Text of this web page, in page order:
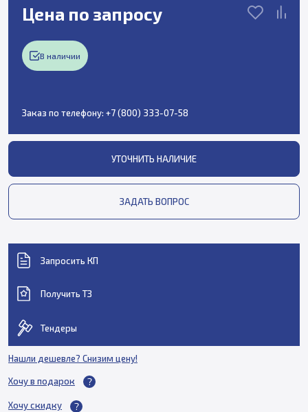
Цена по запросу
В наличии
Заказ по телефону: +7 (800) 333-07-58
УТОЧНИТЬ НАЛИЧИЕ
ЗАДАТЬ ВОПРОС
Запросить КП
Получить ТЗ
Тендеры
Нашли дешевле? Снизим цену!
Хочу в подарок
Хочу скидку